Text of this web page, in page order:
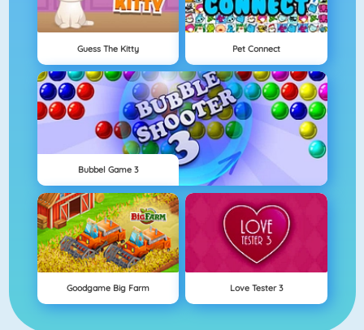
Guess The Kitty Pet Connect
Bubbel Game 3
Goodgame Big Farm Love Tester 3